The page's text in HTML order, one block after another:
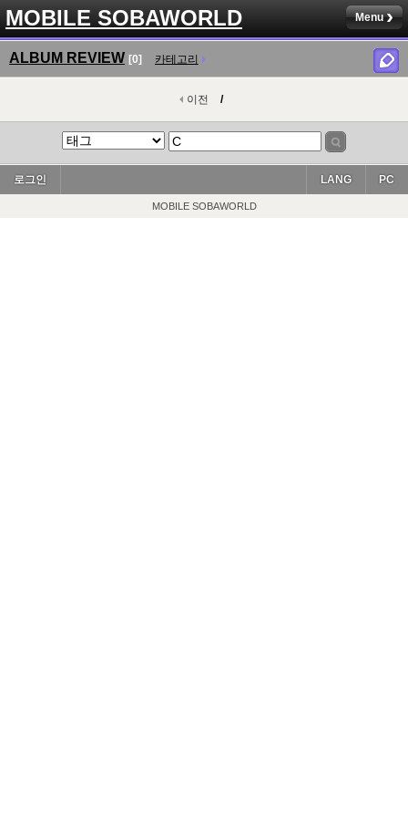
MOBILE SOBAWORLD Menu
ALBUM REVIEW [0] 카테고리
이전 /
로그인 PC
LANG
MOBILE SOBAWORLD